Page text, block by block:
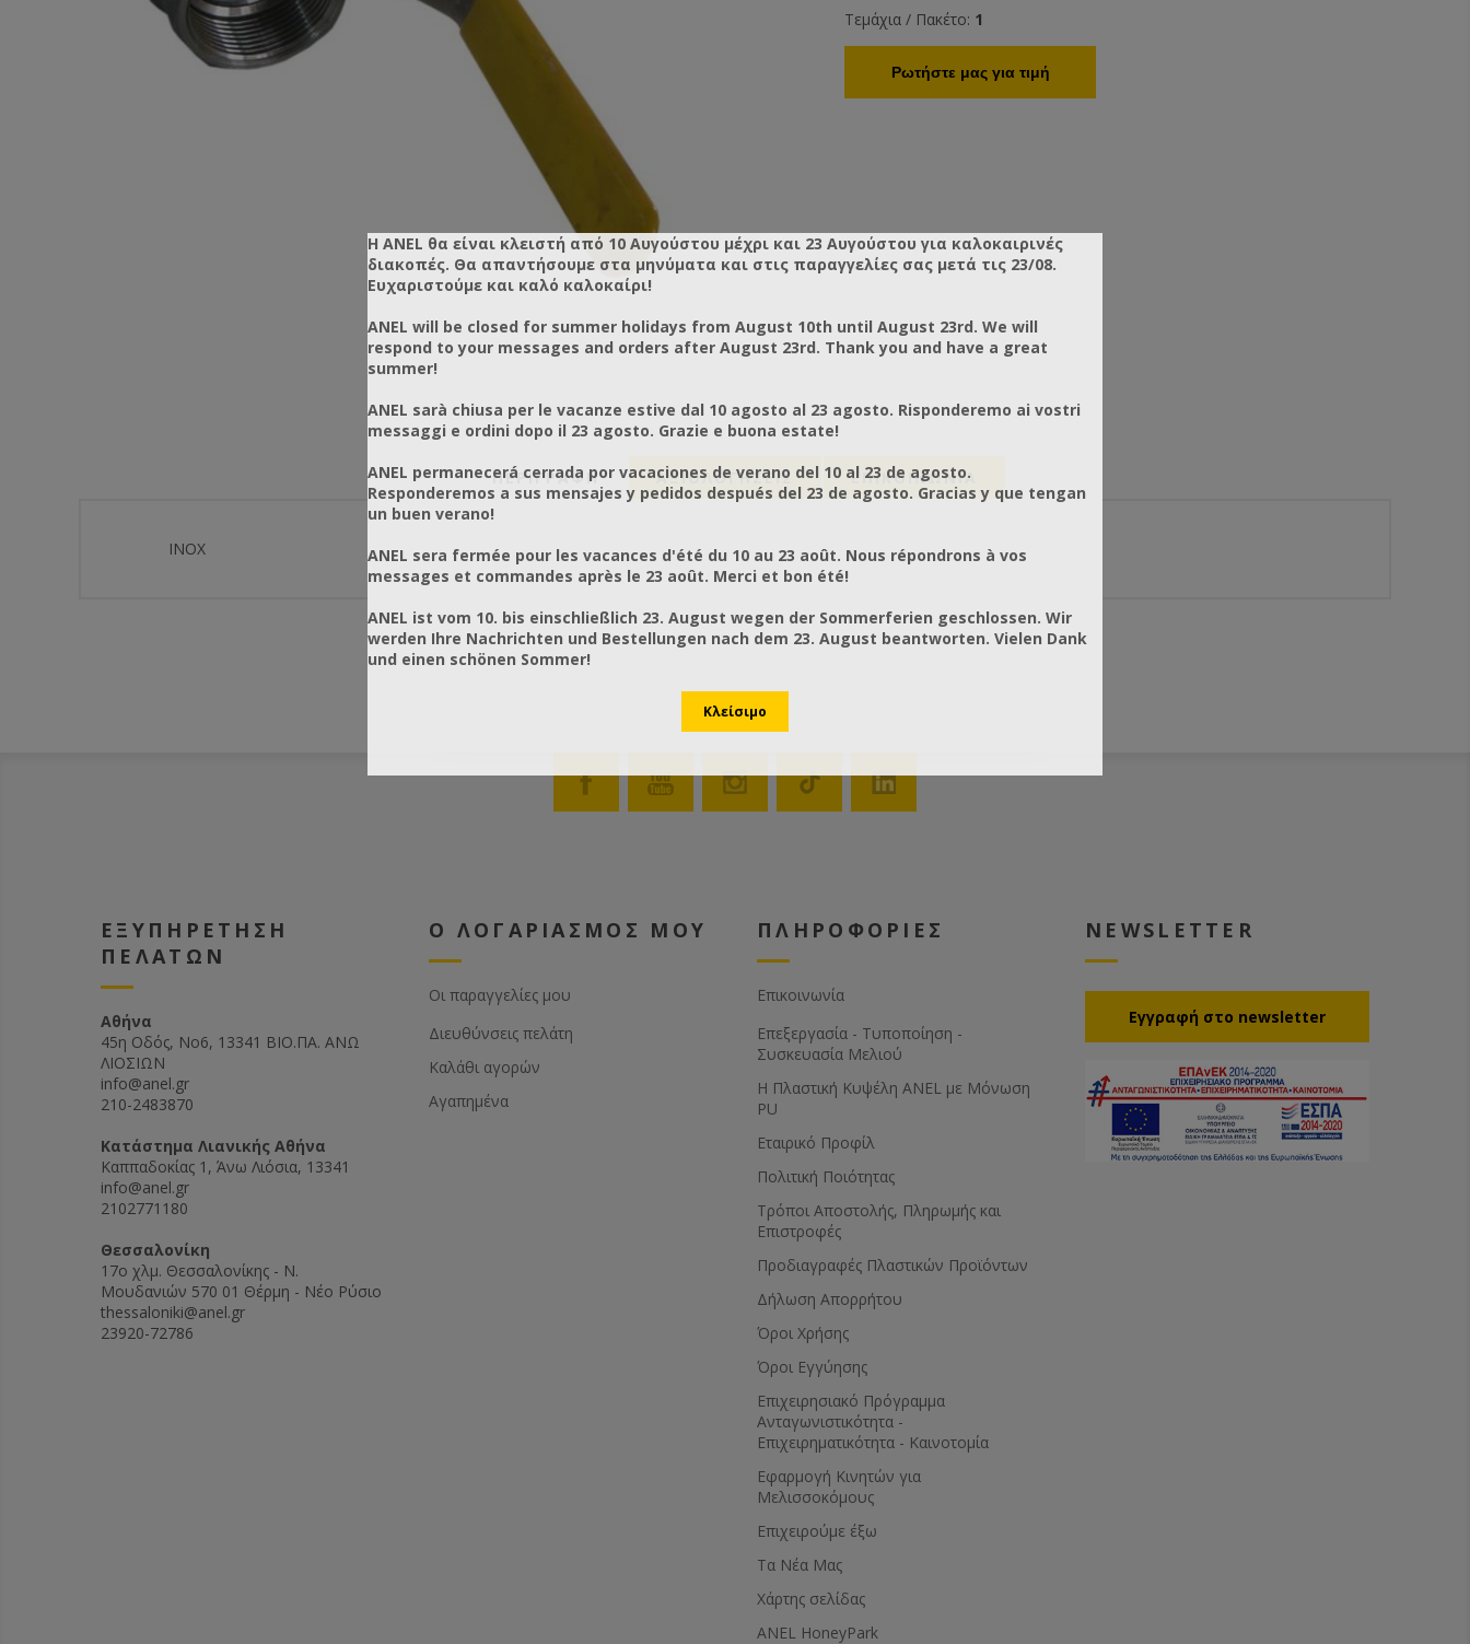
Τεμάχια / Πακέτο: 1
Ρωτήστε μας για τιμή
ΠΕΡΙΓΡΑΦΗ ΑΞΙΟΛΟΓΉΣΕΙΣ ΕΠΙΚΟΙΝΩΝΙΑ
ΙΝΟΧ
ΕΞΥΠΗΡΕΤΗΣΗ
ΠΕΛΑΤΩΝ
Αθήνα
45η Οδός, Νο6, 13341 ΒΙΟ.ΠΑ. ΑΝΩ
ΛΙΟΣΙΩΝ
info@anel.gr
210-2483870
Kατάστημα Λιανικής Αθήνα
Καππαδοκίας 1, Άνω Λιόσια, 13341
info@anel.gr
2102771180
Θεσσαλονίκη
17ο χλμ. Θεσσαλονίκης - Ν.
Μουδανιών 570 01 Θέρμη - Νέο Ρύσιο
thessaloniki@anel.gr
23920-72786
Ο ΛΟΓΑΡΙΑΣΜΟΣ ΜΟΥ
Οι παραγγελίες μου
Διευθύνσεις πελάτη
Καλάθι αγορών
Αγαπημένα
ΠΛΗΡΟΦΟΡΙΕΣ
Επικοινωνία
Επεξεργασία - Τυποποίηση -
Συσκευασία Μελιού
Η Πλαστική Κυψέλη ANEL με Μόνωση
PU
Εταιρικό Προφίλ
Πολιτική Ποιότητας
Τρόποι Αποστολής, Πληρωμής και
Επιστροφές
Προδιαγραφές Πλαστικών Προϊόντων
Δήλωση Απορρήτου
Όροι Χρήσης
Όροι Εγγύησης
Eπιχειρησιακό Πρόγραμμα
Ανταγωνιστικότητα -
Επιχειρηματικότητα - Καινοτομία
Εφαρμογή Κινητών για
Μελισσοκόμους
Επιχειρούμε έξω
Τα Νέα Μας
Χάρτης σελίδας
ANEL HoneyPark
NEWSLETTER
Eγγραφή στο newsletter
Η ANEL θα είναι κλειστή από 10 Αυγούστου μέχρι και 23 Αυγούστου για καλοκαιρινές
διακοπές. Θα απαντήσουμε στα μηνύματα και στις παραγγελίες σας μετά τις 23/08.
Ευχαριστούμε και καλό καλοκαίρι!
ANEL will be closed for summer holidays from August 10th until August 23rd. We will
respond to your messages and orders after August 23rd. Thank you and have a great
summer!
ANEL sarà chiusa per le vacanze estive dal 10 agosto al 23 agosto. Risponderemo ai vostri
messaggi e ordini dopo il 23 agosto. Grazie e buona estate!
ANEL permanecerá cerrada por vacaciones de verano del 10 al 23 de agosto.
Responderemos a sus mensajes y pedidos después del 23 de agosto. Gracias y que tengan
un buen verano!
ANEL sera fermée pour les vacances d'été du 10 au 23 août. Nous répondrons à vos
messages et commandes après le 23 août. Merci et bon été!
ANEL ist vom 10. bis einschließlich 23. August wegen der Sommerferien geschlossen. Wir
werden Ihre Nachrichten und Bestellungen nach dem 23. August beantworten. Vielen Dank
und einen schönen Sommer!